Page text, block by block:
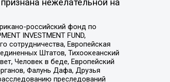
нежелательной на
российский фонд по
INVESTMENT FUND,
сотрудничества, Европейская
Штатов, Тихоокеанский
Человек в беде, Европейский
Фалунь Дафа, Друзья
преследований